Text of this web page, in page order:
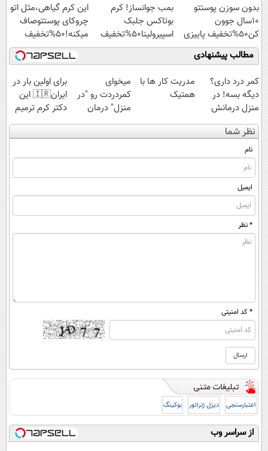
بدون سوزن پوستتو
10سال جوون
کن50%تخفیف پاییزی
بمب جوانساز! کرم
بوتاکس جلبک
اسپیرولینا50%تخفیف
این کرم گیاهی،مثل اتو
چروکای پوستتوصاف
میکنه!50%تخفیف
مطالب پیشنهادی
کمر درد داری؟
دیگه بسه! در
منزل درمانش
کن
(◀پرسش‌نامه)
مدریت کار ها با
همتیک
میخوای
کمردردت رو "در
منزل" درمان
کنی؟ (◂فیلم +
◂پرسش‌نامه)
برای اولین بار در
ایران🇮🇷 این
دکتر کرم ترمیم
کننده 23 روزه
ساخت!
نظر شما
نام
ایمیل
* نظر
* کد امنیتی
اعتبارسنجی دیزل ژنراتور بوکینگ
از سراسر وب